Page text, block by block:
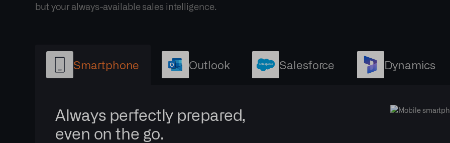
but your always-available sales intelligence.
Smartphone Outlook Salesforce Dynamics
Always perfectly prepared,
even on the go.